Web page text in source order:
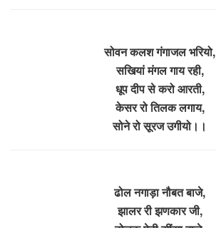
सोवन कलश गंगाजल भरियो,
सखियां मंगल गाय रही,
धूप दीप से करो आरती,
केसर रो तिलक लगाय,
सोने रो सूरज उगीयो।।
ढोल नगाड़ा नौबत बाजे,
झालर री झणकार जी,